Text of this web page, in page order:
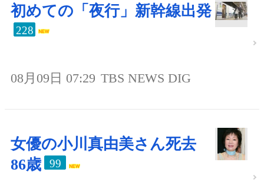
初めての「夜行」新幹線出発
228
08月09日 07:29 TBS NEWS DIG
女優の小川真由美さん死去
86歳
99